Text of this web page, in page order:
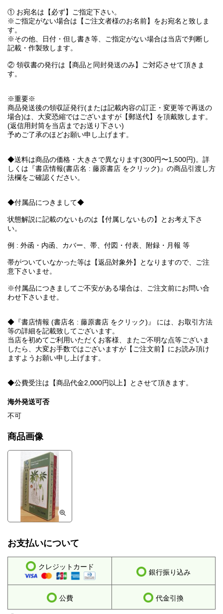
① お宛名は【必ず】ご指定下さい。
※ご指定がない場合は【ご注文者様のお名前】をお宛名と致しま
す。
※その他、日付・但し書き等、ご指定がない場合は当店で判断し
記載・作製致します。
② 領収書の発行は【商品と同封発送のみ】ご対応させて頂きま
す。
※重要※
商品発送後の領収証発行(または記載内容の訂正・変更等で再送の
場合)は、大変恐縮ではございますが【郵送代】を頂戴致します。
(返信用封筒を当店までお送り下さい)
予めご了承のほどお願い申し上げます。
◆送料は商品の価格・大きさで異なります(300円〜1,500円)。詳
しくは『書店情報(書店名 : 藤原書店 をクリック)』の商品引渡し方
法欄をご確認ください。
◆付属品につきまして◆
状態解説に記載のないものは【付属しないもの】とお考え下さ
い。
例 : 外函・内函、カバー、帯、付図・付表、附録・月報 等
帯がついていなかった等は【返品対象外】となりますので、ご注
意下さいませ。
※付属品につきましてご不安がある場合は、ご注文前にお問い合
わせ下さいませ。
◆『書店情報 (書店名 : 藤原書店 をクリック)』 には、お取引方法
等の詳細を記載致してございます。
当店を初めてご利用いただくお客様、またご不明な点等ございま
したら、大変お手数ではございますが【ご注文前】にお読み頂け
ますようお願い申し上げます。
◆公費受注は【商品代金2,000円以上】とさせて頂きます。
海外発送可否
不可
商品画像
お支払いについて
クレジットカード
銀行振り込み
公費 代金引換